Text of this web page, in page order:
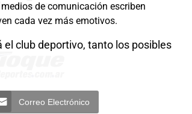
de comunicación escriben
cada vez más emotivos.
el club deportivo, tanto los posibles
Correo Electrónico